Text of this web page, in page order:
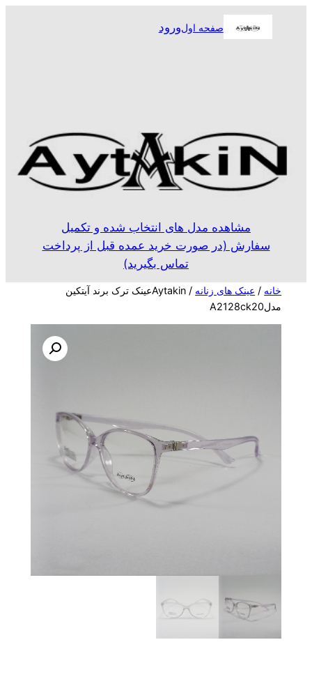
صفحه اولورود
مشاهده مدل های انتخاب شده و تکمیل
سفارش (در صورت خرید عمده قبل از پرداخت
تماس بگیرید)
خانه / عینک های زنانه
/ Aytakinعینک ترک برند آیتکین
مدلA2128ck20